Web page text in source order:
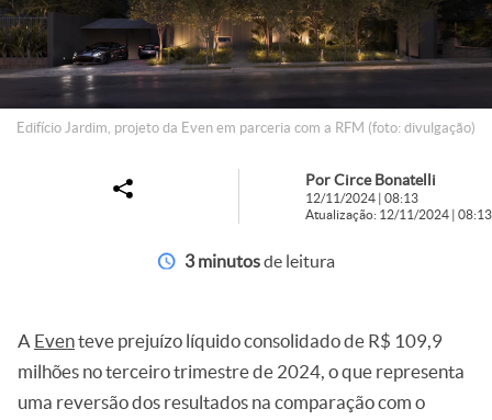
Edifício Jardim, projeto da Even em parceria com a RFM (foto: divulgação)
Por Circe Bonatelli
12/11/2024 | 08:13
Atualização: 12/11/2024 | 08:13
3 minutosde leitura
A Eventeve prejuízo líquido consolidado de R$ 109,9
milhões no terceiro trimestre de 2024, o que representa
uma reversão dos resultados na comparação com o